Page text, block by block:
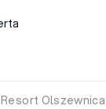
Olszewnica